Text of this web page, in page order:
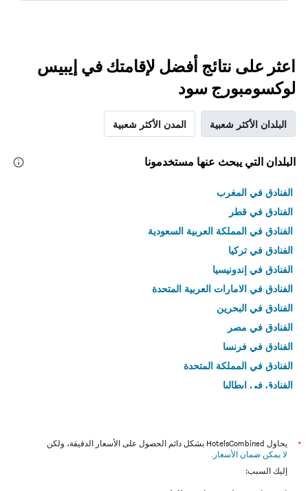
اعثر على نتائج أفضل لإقامتك في إيبيس
لوكسومبورج سود
البلدان الأكثر شعبية المدن الأكثر شعبية
البلدان التي يبحث عنها مستخدمونا
الفنادق في المغرب
الفنادق في قطر
الفنادق في المملكة العربية السعودية
الفنادق في تركيا
الفنادق في إندونيسيا
الفنادق في الامارات العربية المتحدة
الفنادق في البحرين
الفنادق في مصر
الفنادق في فرنسا
الفنادق في المملكة المتحدة
الفنادق في إيطاليا
*
يحاول HotelsCombined بشكل دائم الحصول على الأسعار الدقيقة، ولكن
لا يمكن ضمان الأسعار .
إليك السبب: